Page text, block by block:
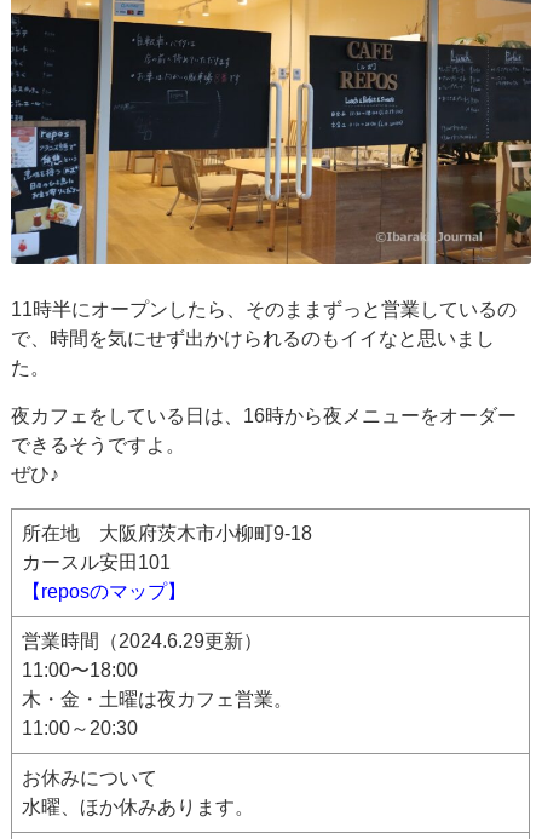
11時半にオープンしたら、そのままずっと営業しているの
で、時間を気にせず出かけられるのもイイなと思いまし
た。
夜カフェをしている日は、16時から夜メニューをオーダー
できるそうですよ。
ぜひ♪
所在地 大阪府茨木市小柳町9-18
カースル安田101
【reposのマップ】
営業時間（2024.6.29更新）
11:00〜18:00
木・金・土曜は夜カフェ営業。
11:00～20:30
お休みについて
水曜、ほか休みあります。